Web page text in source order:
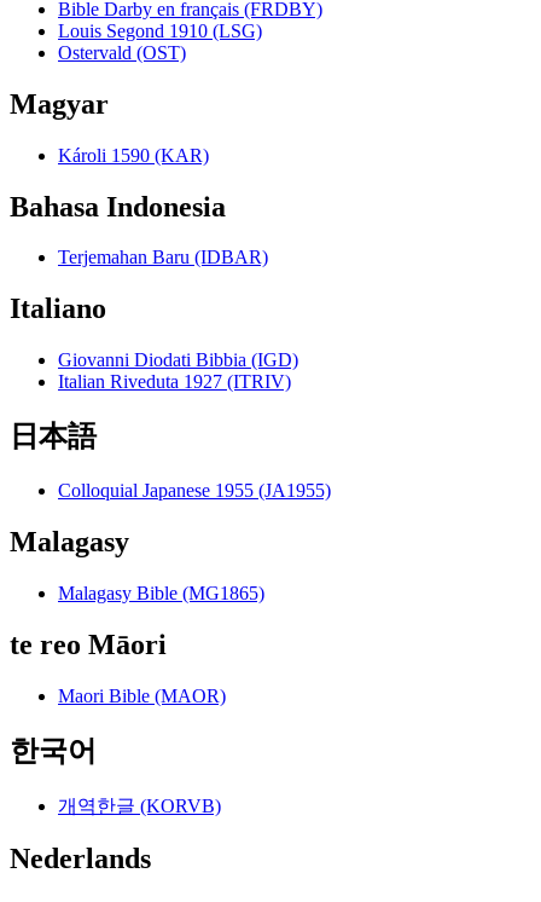
Bible Darby en français (FRDBY)
Louis Segond 1910 (LSG)
Ostervald (OST)
Magyar
Károli 1590 (KAR)
Bahasa Indonesia
Terjemahan Baru (IDBAR)
Italiano
Giovanni Diodati Bibbia (IGD)
Italian Riveduta 1927 (ITRIV)
日本語
Colloquial Japanese 1955 (JA1955)
Malagasy
Malagasy Bible (MG1865)
te reo Māori
Maori Bible (MAOR)
한국어
개역한글 (KORVB)
Nederlands